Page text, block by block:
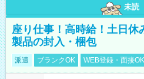
未読
座り仕事！高時給！土日休
製品の封入・梱包
派遣 ブランクOK WEB登録・面接OK